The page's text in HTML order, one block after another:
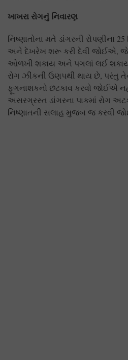
ખાખરા રોગનું નિવારણ
નિષ્ણાતોના મતે ડાંગરની રોપણીના
અને દેખરેખ શરૂ કરી દેવી જોઈએ,
ઓળખી શકાય અને પગલાં લઈ
રોગ ઝીંકની ઉણપથી થાય છે, પરંતુ
ફૂગનાશકનો છંટકાવ કરવો જોઈએ
અસરગ્રસ્ત ડાંગરના પાકમાં રોગ
નિષ્ણાતની સલાહ મુજબ જ કરવી